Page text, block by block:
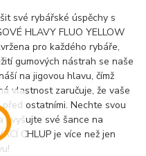
své rybářské úspěchy s
HLAVY FLUO YELLOW
pro každého rybáře,
gumových nástrah se naše
na jigovou hlavu, čímž
vlastnost zaručuje, že vaše
ostatními. Nechte svou
zvyšujte své šance na
CHLUP je více než jen